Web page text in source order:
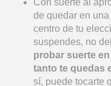
Con suerte al
de quedar en
centro de tu
suspendes, no
probar suerte
tanto te quedas
sí, puede tocarte